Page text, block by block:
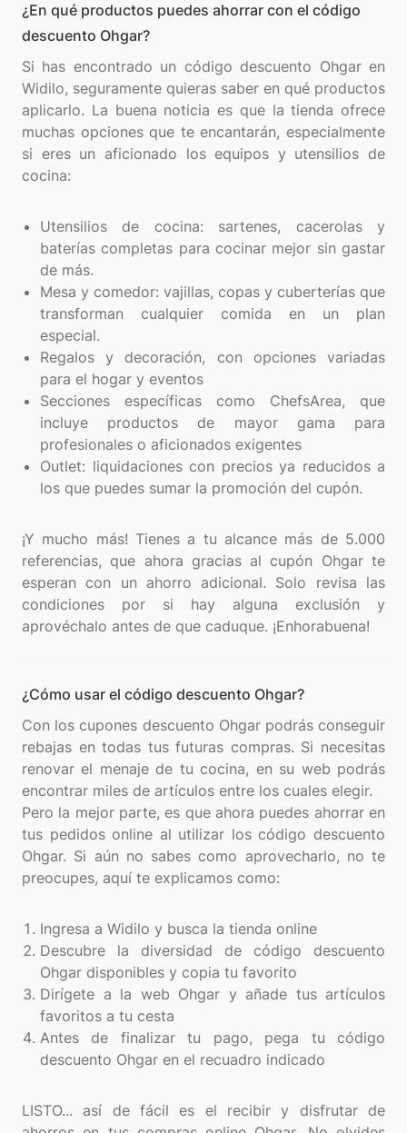
¿En qué productos puedes ahorrar con el código
descuento Ohgar?
Si has encontrado un código descuento Ohgar en
Widilo, seguramente quieras saber en qué productos
aplicarlo. La buena noticia es que la tienda ofrece
muchas opciones que te encantarán, especialmente
si eres un aficionado los equipos y utensilios de
cocina:
Utensilios de cocina: sartenes, cacerolas y
baterías completas para cocinar mejor sin gastar
de más.
Mesa y comedor: vajillas, copas y cuberterías que
transforman cualquier comida en un plan
especial.
Regalos y decoración, con opciones variadas
para el hogar y eventos
Secciones específicas como ChefsArea, que
incluye productos de mayor gama para
profesionales o aficionados exigentes
Outlet: liquidaciones con precios ya reducidos a
los que puedes sumar la promoción del cupón.
¡Y mucho más! Tienes a tu alcance más de 5.000
referencias, que ahora gracias al cupón Ohgar te
esperan con un ahorro adicional. Solo revisa las
condiciones por si hay alguna exclusión y
¿Cómo usar el código descuento Ohgar?
Con los cupones descuento Ohgar podrás conseguir
rebajas en todas tus futuras compras. Si necesitas
renovar el menaje de tu cocina, en su web podrás
encontrar miles de artículos entre los cuales elegir.
Pero la mejor parte, es que ahora puedes ahorrar en
tus pedidos online al utilizar los código descuento
Ohgar. Si aún no sabes como aprovecharlo, no te
preocupes, aquí te explicamos como:
Ingresa a Widilo y busca la tienda online
Descubre la diversidad de código descuento
Ohgar disponibles y copia tu favorito
Dirígete a la web Ohgar y añade tus artículos
favoritos a tu cesta
Antes de finalizar tu pago, pega tu código
descuento Ohgar en el recuadro indicado
LISTO... así de fácil es el recibir y disfrutar de